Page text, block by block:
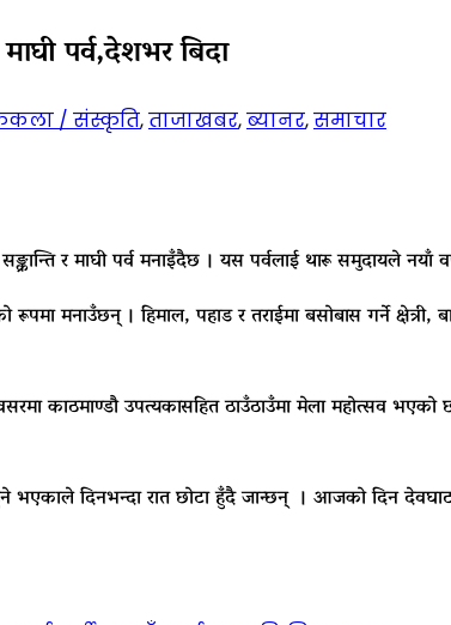
पर्व,देशभर बिदा
कला / संस्कृति,ताजाखबर,ब्यानर,समाचार
र माघी पर्व मनाइँदैछ । यस पर्वलाई थारू समुदायले नयाँ
मनाउँछन् । हिमाल, पहाड र तराईमा बसोबास गर्ने
काठमाण्डौ उपत्यकासहित ठाउँठाउँमा मेला महोत्सव
दिनभन्दा रात छोटा हुँदै जान्छन् । आजको दिन देवघाट,